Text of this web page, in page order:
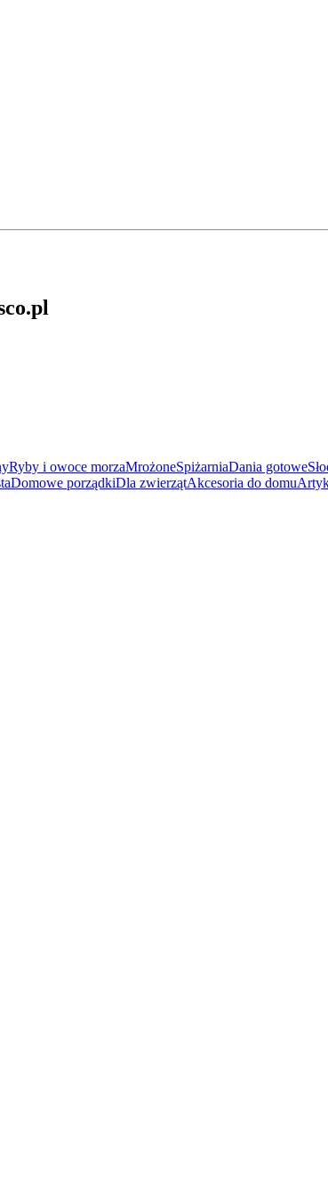
Ryby i owoce morzaMrożoneSpiżarniaDania gotowe
Domowe porządkiDla zwierzątAkcesoria do domu